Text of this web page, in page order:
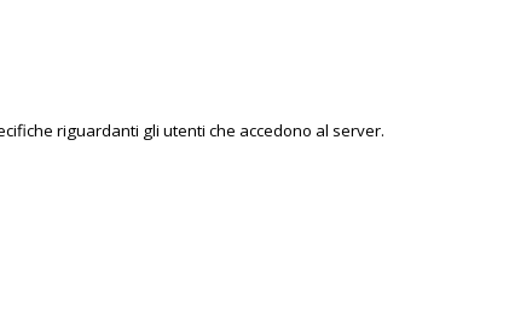
riguardanti gli utenti che accedono al server.